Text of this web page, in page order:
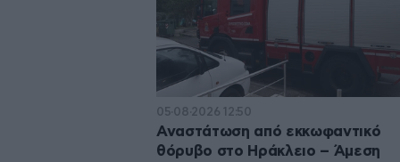
05·08·2026 12:50
Αναστάτωση από εκκωφαντικό
θόρυβο στο Ηράκλειο – Άμεση